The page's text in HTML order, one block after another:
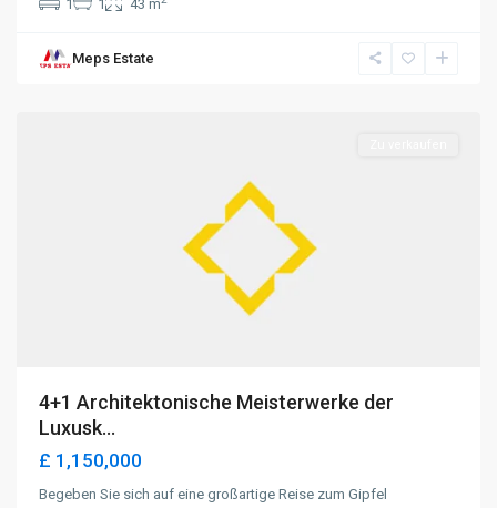
1 1 43 m
Meps Estate
Alsancak,
4+1 Architektonische Meisterwerke der
Luxusk...
£ 1,150,000
Begeben Sie sich auf eine großartige Reise zum Gipfel